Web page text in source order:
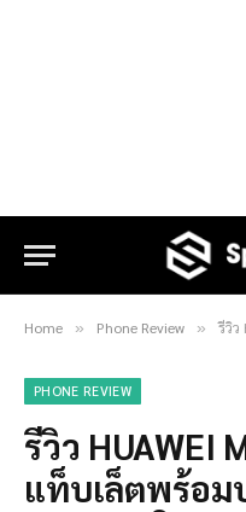
Home » Phone Review » รีวิว
PHONE REVIEW
รีวิว HUAWEI
แท็บเล็ตพร้อม